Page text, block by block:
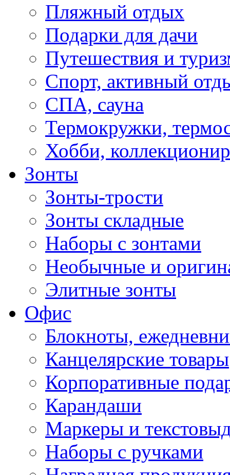
Пляжный отдых
Подарки для дачи
Путешествия и
Спорт, активный
СПА, сауна
Термокружки,
Хобби,
Зонты
Зонты-трости
Зонты складные
Наборы с зонтами
Необычные и
Элитные зонты
Офис
Блокноты,
Канцелярские товары
Корпоративные
Карандаши
Маркеры и
Наборы с ручками